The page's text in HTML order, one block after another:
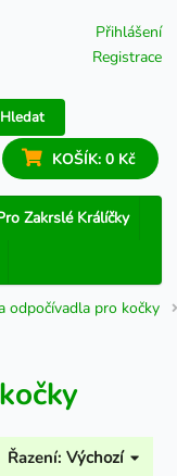
Přihlášení
Registrace
Hledat
KOŠÍK: 0 Kč
Zakrslé Králíčky
odpočívadla pro kočky
Řazení: Výchozí